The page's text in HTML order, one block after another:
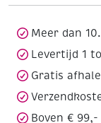
Meer dan
Levertijd 1
Gratis
Boven €